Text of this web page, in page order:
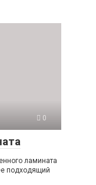
0
ламината
подходящий